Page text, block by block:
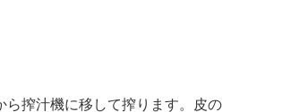
搾汁機に移して搾ります。皮の